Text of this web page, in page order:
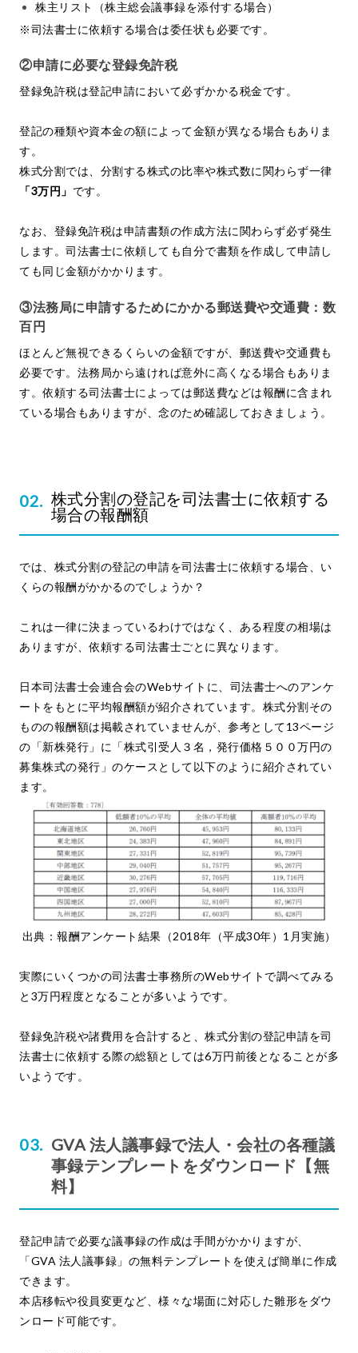
株主リスト（株主総会議事録を添付する場合）
※司法書士に依頼する場合は委任状も必要です。
②申請に必要な登録免許税
登録免許税は登記申請において必ずかかる税金です。
登記の種類や資本金の額によって金額が異なる場合もありま
す。
株式分割では、分割する株式の比率や株式数に関わらず一律
「3万円」 です。
なお、登録免許税は申請書類の作成方法に関わらず必ず発生
します。司法書士に依頼しても自分で書類を作成して申請し
ても同じ金額がかかります。
③法務局に申請するためにかかる郵送費や交通費：数
百円
ほとんど無視できるくらいの金額ですが、郵送費や交通費も
必要です。法務局から遠ければ意外に高くなる場合もありま
す。依頼する司法書士によっては郵送費などは報酬に含まれ
ている場合もありますが、念のため確認しておきましょう。
株式分割の登記を司法書士に依頼する
場合の報酬額
では、株式分割の登記の申請を司法書士に依頼する場合、い
くらの報酬がかかるのでしょうか？
これは一律に決まっているわけではなく、ある程度の相場は
ありますが、依頼する司法書士ごとに異なります。
日本司法書士会連合会のWebサイトに、司法書士へのアンケ
ートをもとに平均報酬額が紹介されています。株式分割その
ものの報酬額は掲載されていませんが、参考として13ページ
の「新株発行」に「株式引受人３名，発行価格５００万円の
募集株式の発行」のケースとして以下のように紹介されてい
ます。
出典： 報酬アンケート結果（2018年（平成30年）1月実施）
実際にいくつかの司法書士事務所のWebサイトで調べてみる
と3万円程度となることが多いようです。
登録免許税や諸費用を合計すると、株式分割の登記申請を司
法書士に依頼する際の総額としては6万円前後となることが多
いようです。
GVA 法人議事録で法人・会社の各種議
事録テンプレートをダウンロード【無
料】
登記申請で必要な議事録の作成は手間がかかりますが、
「GVA 法人議事録」の無料テンプレートを使えば簡単に作成
できます。
本店移転や役員変更など、様々な場面に対応した雛形をダウ
ンロード可能です。